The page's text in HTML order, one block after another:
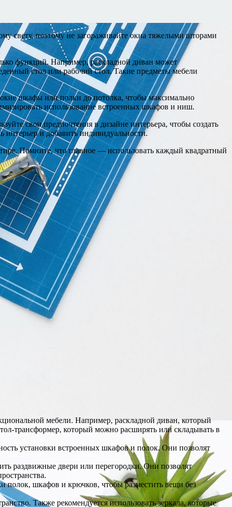
свету, поэтому не загораживайте окна тяжелыми шторами
функций. Например, раскладной диван может
стол или рабочий стол. Такие предметы мебели
шкафы или полки до потолка, чтобы максимально
использование встроенных шкафов и ниш.
свои предпочтения в дизайне интерьера, чтобы создать
интерьер и добавить индивидуальности.
Помните, что главное — использовать каждый квадратный
мебели. Например, раскладной диван, который
трансформер, который можно расширять или складывать в
установки встроенных шкафов и полок. Они позволят
раздвижные двери или перегородки. Они позволят
полок, шкафов и крючков, чтобы разместить вещи без
Также рекомендуется использовать зеркала, которые